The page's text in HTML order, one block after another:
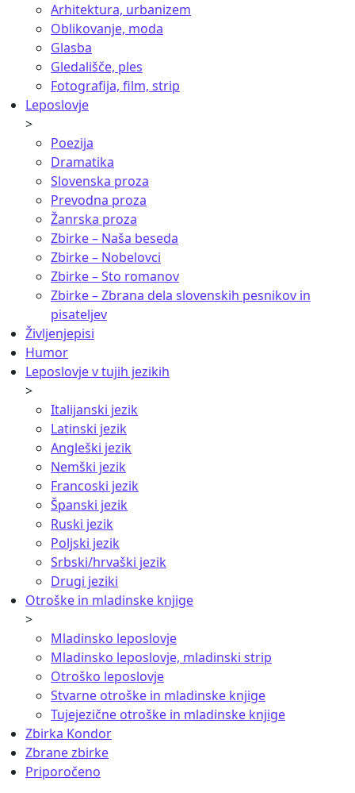
Arhitektura, urbanizem
Oblikovanje, moda
Glasba
Gledališče, ples
Fotografija, film, strip
Leposlovje
>
Poezija
Dramatika
Slovenska proza
Prevodna proza
Žanrska proza
Zbirke – Naša beseda
Zbirke – Nobelovci
Zbirke – Sto romanov
Zbirke – Zbrana dela slovenskih pesnikov in
pisateljev
Življenjepisi
Humor
Leposlovje v tujih jezikih
>
Italijanski jezik
Latinski jezik
Angleški jezik
Nemški jezik
Francoski jezik
Španski jezik
Ruski jezik
Poljski jezik
Srbski/hrvaški jezik
Drugi jeziki
Otroške in mladinske knjige
>
Mladinsko leposlovje
Mladinsko leposlovje, mladinski strip
Otroško leposlovje
Stvarne otroške in mladinske knjige
Tujejezične otroške in mladinske knjige
Zbirka Kondor
Zbrane zbirke
Priporočeno